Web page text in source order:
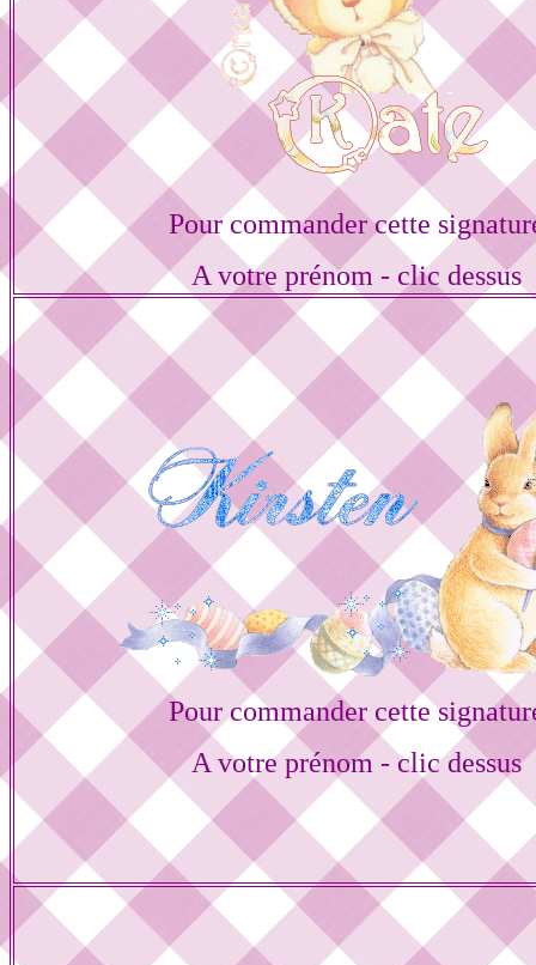
Pour commander cette
A votre prénom - clic dessus
Pour commander cette
A votre prénom - clic dessus